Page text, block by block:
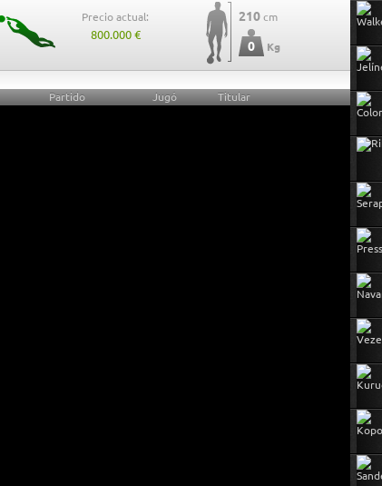
Precio actual:
800.000 €
210 cm
0 Kg
Partido Jugó Titular